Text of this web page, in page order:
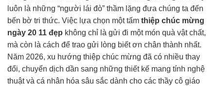
luôn là những “người lái đò” thầm lặng đưa chúng ta đến
bến bờ tri thức. Việc lựa chọn một tấm thiệp chúc mừng
ngày 20 11 đẹp không chỉ là gửi đi một món quà vật chất,
mà còn là cách để trao gửi lòng biết ơn chân thành nhất.
Năm 2026, xu hướng thiệp chúc mừng đã có nhiều thay
đổi, chuyển dịch dần sang những thiết kế mang tính nghệ
thuật và cá nhân hóa sâu sắc dành cho các thầy cô giáo